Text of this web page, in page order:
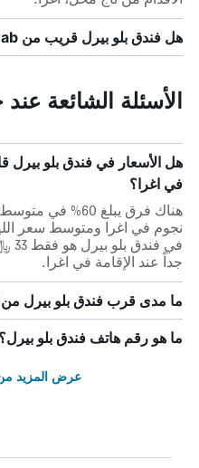
هل فندق بلو بيرل قريب من Mosque and the Jawab؟
الأسئلة الشائعة
في اغرا؟
نجوم في اغرا ومتوسط ​​سعر
جداً عند الإقامة في اغرا.
ما مدى قرب فندق بلو بيرل
ما هو رقم هاتف فندق بلو بيرل؟
عرض المزيد من